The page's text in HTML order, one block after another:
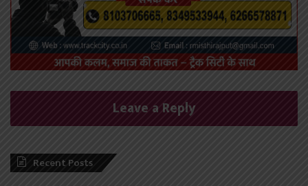
Leave a Reply
Recent Posts